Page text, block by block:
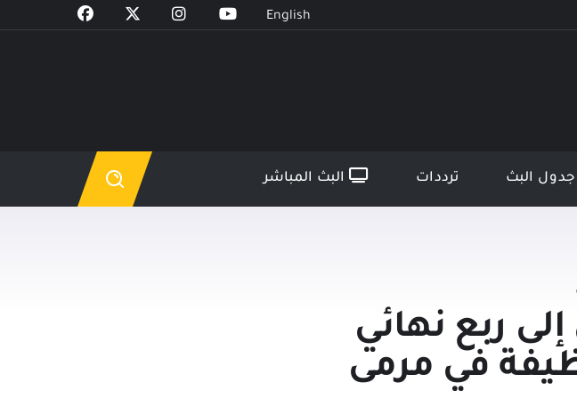
English
جدول البث ترددات البث المباشر
ربع نهائي
نظيفة في مرمى